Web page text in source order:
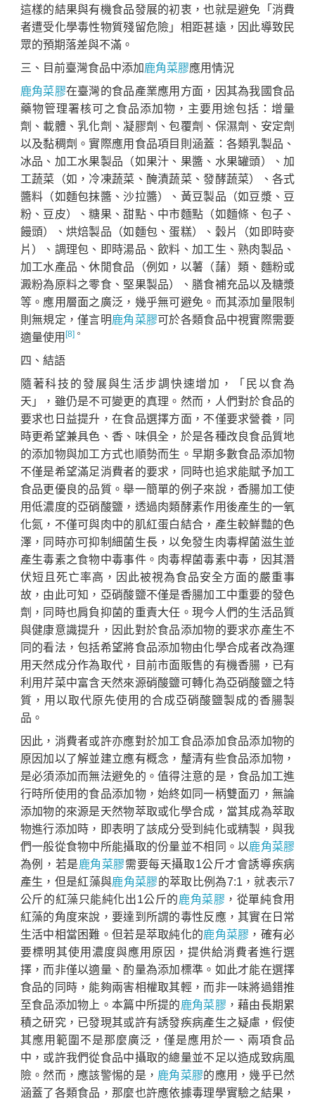
這樣的結果與有機食品發展的初衷，也就是避免「消費
者遭受化學毒性物質殘留危險」相距甚遠，因此導致民
眾的預期落差與不滿。
三、目前臺灣食品中添加鹿角菜膠應用情況
鹿角菜膠在臺灣的食品產業應用方面，因其為我國食品
藥物管理署核可之食品添加物，主要用途包括：增量
劑、載體、乳化劑、凝膠劑、包覆劑、保濕劑、安定劑
以及黏稠劑。實際應用食品項目則涵蓋：各類乳製品、
冰品、加工水果製品（如果汁、果醬、水果罐頭）、加
工蔬菜（如，冷凍蔬菜、醃漬蔬菜、發酵蔬菜）、各式
醬料（如麵包抹醬、沙拉醬）、黃豆製品（如豆漿、豆
粉、豆皮）、糖果、甜點、中市麵點（如麵條、包子、
饅頭）、烘焙製品（如麵包、蛋糕）、穀片（如即時麥
片）、調理包、即時湯品、飲料、加工生、熟肉製品、
加工水產品、休閒食品（例如，以薯（藷）類、麵粉或
澱粉為原料之零食、堅果製品）、膳食補充品以及糖漿
等。應用層面之廣泛，幾乎無可避免。而其添加量限制
則無規定，僅言明鹿角菜膠可於各類食品中視實際需要
適量使用 [8]。
四、結語
隨著科技的發展與生活步調快速增加，「民以食為
天」，雖仍是不可變更的真理。然而，人們對於食品的
要求也日益提升，在食品選擇方面，不僅要求營養，同
時更希望兼具色、香、味俱全，於是各種改良食品質地
的添加物與加工方式也順勢而生。早期多數食品添加物
不僅是希望滿足消費者的要求，同時也追求能賦予加工
食品更優良的品質。舉一簡單的例子來說，香腸加工使
用低濃度的亞硝酸鹽，透過肉類酵素作用後產生的一氧
化氮，不僅可與肉中的肌紅蛋白結合，產生較鮮豔的色
澤，同時亦可抑制細菌生長，以免發生肉毒桿菌滋生並
產生毒素之食物中毒事件。肉毒桿菌毒素中毒，因其潛
伏短且死亡率高，因此被視為食品安全方面的嚴重事
故，由此可知，亞硝酸鹽不僅是香腸加工中重要的發色
劑，同時也肩負抑菌的重責大任。現今人們的生活品質
與健康意識提升，因此對於食品添加物的要求亦產生不
同的看法，包括希望將食品添加物由化學合成者改為運
用天然成分作為取代，目前市面販售的有機香腸，已有
利用芹菜中富含天然來源硝酸鹽可轉化為亞硝酸鹽之特
質，用以取代原先使用的合成亞硝酸鹽製成的香腸製
品。
因此，消費者或許亦應對於加工食品添加食品添加物的
原因加以了解並建立應有概念，釐清有些食品添加物，
是必須添加而無法避免的。值得注意的是，食品加工進
行時所使用的食品添加物，始終如同一柄雙面刃，無論
添加物的來源是天然物萃取或化學合成，當其成為萃取
物進行添加時，即表明了該成分受到純化或精製，與我
們一般從食物中所能攝取的份量並不相同。以鹿角菜膠
為例，若是鹿角菜膠需要每天攝取1公斤才會誘導疾病
產生，但是紅藻與鹿角菜膠的萃取比例為7:1，就表示7
公斤的紅藻只能純化出1公斤的鹿角菜膠 ，從單純食用
紅藻的角度來說，要達到所謂的毒性反應，其實在日常
生活中相當困難。但若是萃取純化的鹿角菜膠 ，確有必
要標明其使用濃度與應用原因，提供給消費者進行選
擇，而非僅以適量、酌量為添加標準。如此才能在選擇
食品的同時，能夠兩害相權取其輕，而非一味將過錯推
至食品添加物上。本篇中所提的鹿角菜膠 ，藉由長期累
積之研究，已發現其或許有誘發疾病產生之疑慮，假使
其應用範圍不是那麼廣泛，僅是應用於一、兩項食品
中，或許我們從食品中攝取的總量並不足以造成致病風
險。然而，應該警惕的是， 鹿角菜膠的應用，幾乎已然
涵蓋了各類食品，那麼也許應依據毒理學實驗之結果，